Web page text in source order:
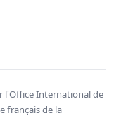
l'Office International de
français de la